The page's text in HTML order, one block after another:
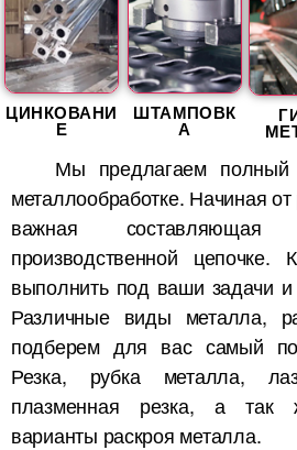
ЦИНКОВАНИ
Е
ШТАМПОВК
А
Мы предлагаем полный
металлообработке. Начиная
важная
производственной
выполнить под ваши задачи
Различные виды металла,
подберем для вас самый
Резка, рубка металла,
плазменная резка, а
варианты раскроя металла.